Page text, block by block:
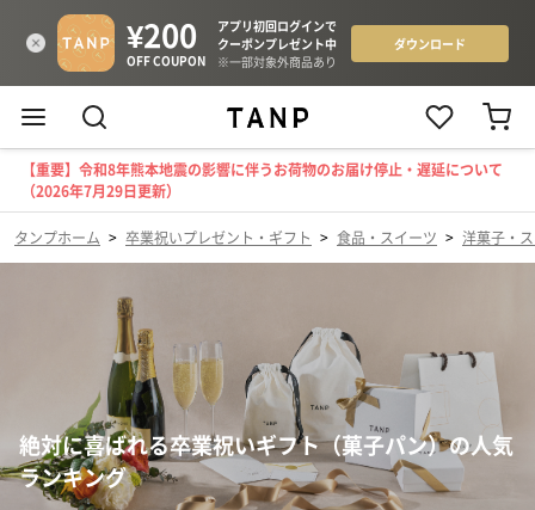
【重要】令和8年熊本地震の影響に伴うお荷物のお届け停止・遅延について
（2026年7月29日更新）
タンプホーム > 卒業祝いプレゼント・ギフト > 食品・スイーツ > 洋菓子・
絶対に喜ばれる卒業祝いギフト（菓子パン）の人気
ランキング